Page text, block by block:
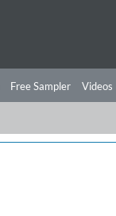
Free Sampler Videos